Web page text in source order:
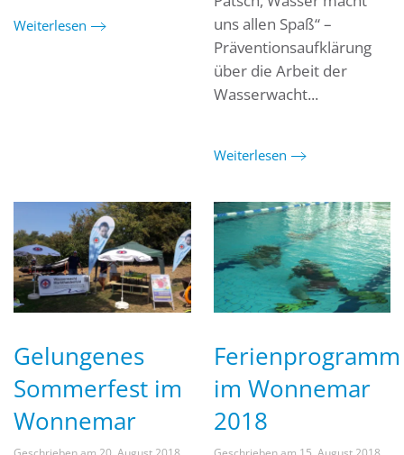
Weiterlesen
uns allen Spaß“ –
Präventionsaufklärung
über die Arbeit der
Wasserwacht...
Weiterlesen
Gelungenes
Sommerfest im
Wonnemar
Ferienprogramm
im Wonnemar
2018